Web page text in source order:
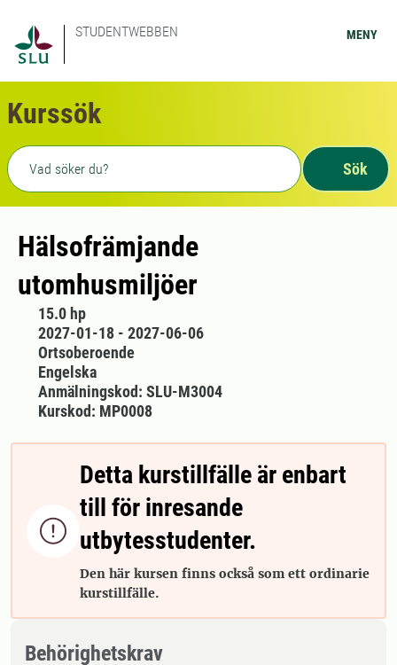
STUDENTWEBBEN MENY
Kurssök
Fritext sökning
Sök
Hälsofrämjande
utomhusmiljöer
15.0 hp
2027-01-18 - 2027-06-06
Ortsoberoende
Engelska
Anmälningskod: SLU-M3004
Kurskod: MP0008

Detta kurstillfälle är enbart
till för inresande
utbytesstudenter.
Den här kursen finns också som ett ordinarie
kurstillfälle.
Behörighetskrav